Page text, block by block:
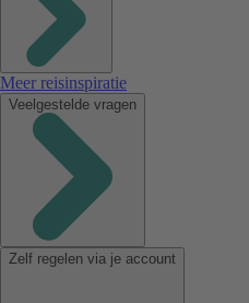
Meer reisinspiratie
Veelgestelde vragen
Zelf regelen via je account